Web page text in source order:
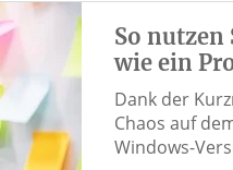
So
wie ein
Dank der
Chaos auf
Windows-